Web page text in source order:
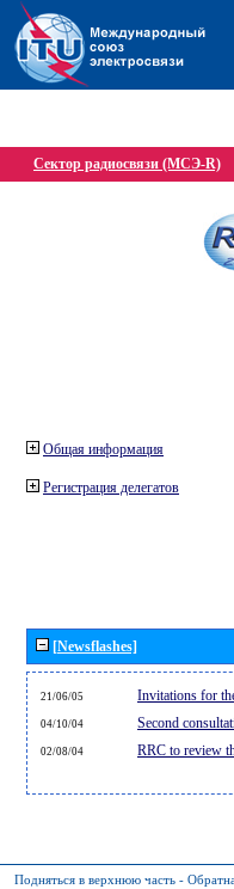
Сектор радиосвязи (МСЭ-R)
Общая информация
Регистрация делегатов
[Newsflashes]
21/06/05 Invitations for
04/10/04 Second
02/08/04 RRC to review
Подняться в верхнюю часть -